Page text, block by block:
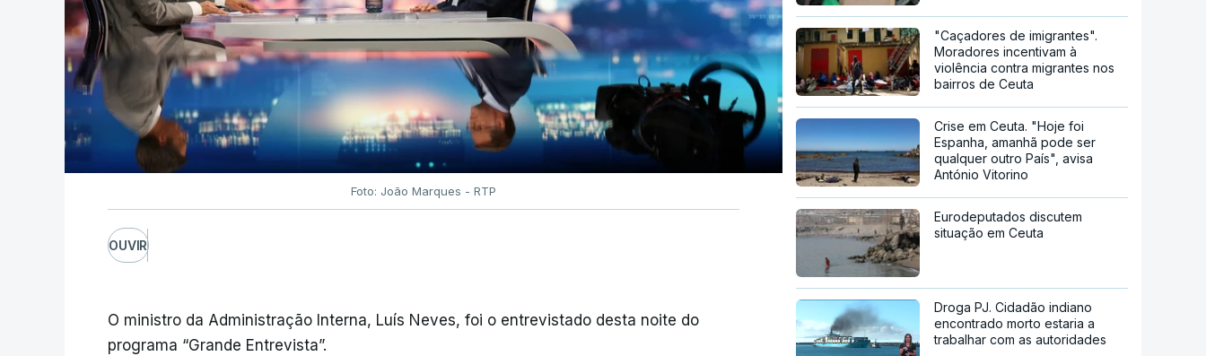
Foto: João Marques - RTP
OUVIR
O ministro da Administração Interna, Luís Neves, foi o entrevistado desta noite do
programa “Grande Entrevista”.
"Caçadores de imigrantes".
Moradores incentivam à
violência contra migrantes nos
bairros de Ceuta
Crise em Ceuta. "Hoje foi
Espanha, amanhã pode ser
qualquer outro País", avisa
António Vitorino
Eurodeputados discutem
situação em Ceuta
Droga PJ. Cidadão indiano
encontrado morto estaria a
trabalhar com as autoridades